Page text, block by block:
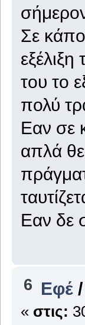
Σε
του το
πολύ
Εαν σε
απλά
Εαν δε
6 Εφέ /
« στις: